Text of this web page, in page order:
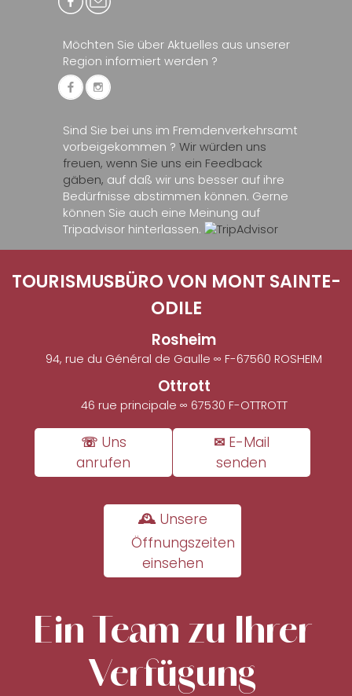
Möchten Sie über Aktuelles aus unserer
Region informiert werden ?
Sind Sie bei uns im Fremdenverkehrsamt
vorbeigekommen ? Wir würden uns
freuen, wenn Sie uns ein Feedback
gäben, auf daß wir uns besser auf ihre
Bedürfnisse abstimmen können. Gerne
können Sie auch eine Meinung auf
Tripadvisor hinterlassen.
TOURISMUSBÜRO VON MONT SAINTE-
ODILE
Rosheim
94, rue du Général de Gaulle ∞ F-67560 ROSHEIM
Ottrott
46 rue principale ∞ 67530 F-OTTROTT
☏ Uns
anrufen
✉ E-Mail
senden
🕰 Unsere
Öffnungszeiten
einsehen
Ein Team zu Ihrer
Verfügung